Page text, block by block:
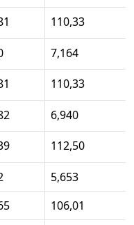
110,33
7,164
110,33
6,940
112,50
5,653
106,01